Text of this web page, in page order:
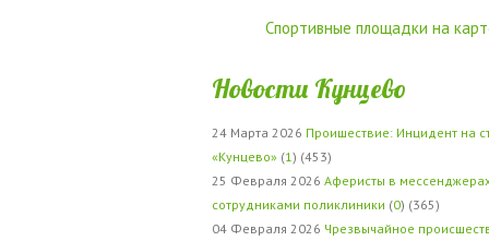
Спортивные площадки на
Новости Кунцево
24 Марта 2026 Проишествие: Инцидент на
«Кунцево» (1 ) (453)
25 Февраля 2026 Аферисты в
сотрудниками поликлиники (0) (365)
04 Февраля 2026 Чрезвычайное